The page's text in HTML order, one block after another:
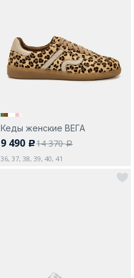
Кеды женские ВЕГА
9 490 c14 370a
36, 37, 38, 39, 40, 41